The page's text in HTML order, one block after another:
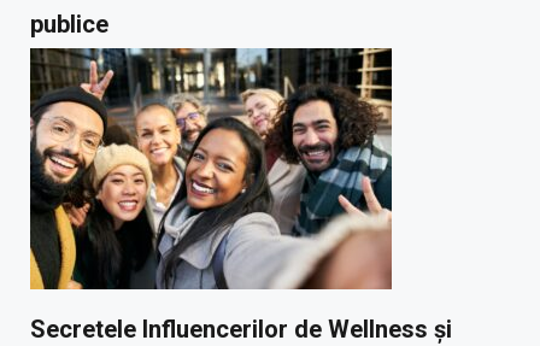
publice
Secretele Influencerilor de Wellness și